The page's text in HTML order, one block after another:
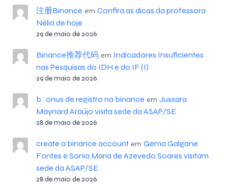
注册Binance em Confira as dicas da professora
Nélia de hoje
29 de maio de 2026
Binance推荐代码em Indicadores Insuficientes
nas Pesquisas do IDH e do IF (I)
29 de maio de 2026
b^onus de registro na binance em Jussara
Maynard Araújo visita sede da ASAP/SE
28 de maio de 2026
create a binance accountem Gema Galgane
Fontes e Sonia Maria de Azevedo Soares visitam
sede da ASAP/SE
28 de maio de 2026